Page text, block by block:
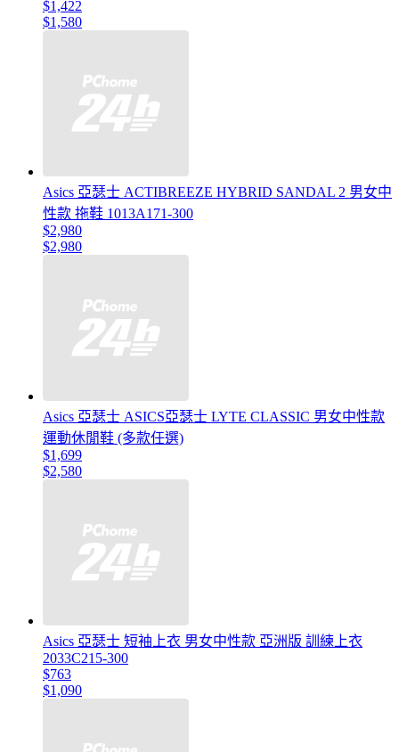
$1,422
$1,580
Asics 亞瑟士 ACTIBREEZE HYBRID SANDAL 2 男女中
性款 拖鞋 1013A171-300
$2,980
$2,980
Asics 亞瑟士 ASICS亞瑟士 LYTE CLASSIC 男女中性款
運動休閒鞋 (多款任選)
$1,699
$2,580
Asics 亞瑟士 短袖上衣 男女中性款 亞洲版 訓練上衣
2033C215-300
$763
$1,090